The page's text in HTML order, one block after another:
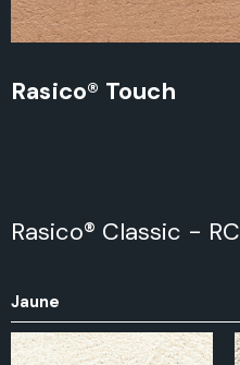
Rasico® Touch
Rasico® Classic - RC
Jaune